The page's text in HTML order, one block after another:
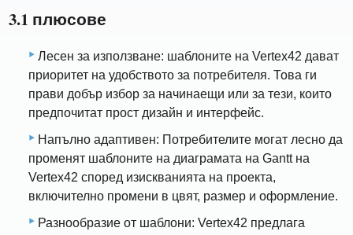
3.1 плюсове
Лесен за използване: шаблоните на Vertex42 дават
приоритет на удобството за потребителя. Това ги
прави добър избор за начинаещи или за тези, които
предпочитат прост дизайн и интерфейс.
Напълно адаптивен: Потребителите могат лесно да
променят шаблоните на диаграмата на Gantt на
Vertex42 според изискванията на проекта,
включително промени в цвят, размер и оформление.
Разнообразие от шаблони: Vertex42 предлага